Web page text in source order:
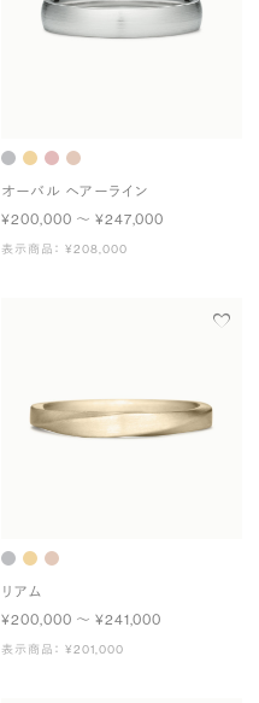
オーバル ヘアーライン
¥200,000 〜 ¥247,000
表示商品： ¥208,000
リアム
¥200,000 〜 ¥241,000
表示商品： ¥201,000